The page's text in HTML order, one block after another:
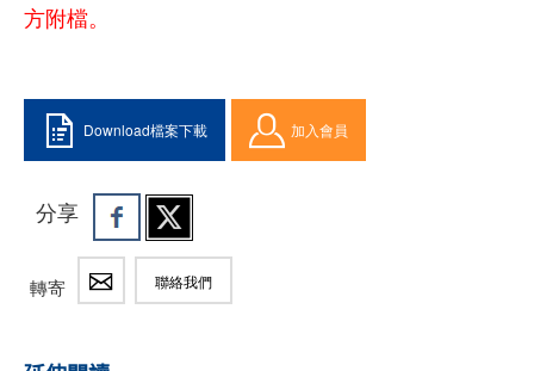
方附檔。
Download檔案下載 加入會員
分享
轉寄 聯絡我們